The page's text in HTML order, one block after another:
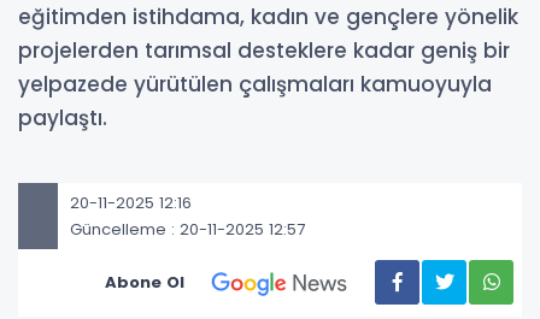
eğitimden istihdama, kadın ve gençlere yönelik
projelerden tarımsal desteklere kadar geniş bir
yelpazede yürütülen çalışmaları kamuoyuyla
paylaştı.
20-11-2025 12:16
Güncelleme : 20-11-2025 12:57
Abone Ol